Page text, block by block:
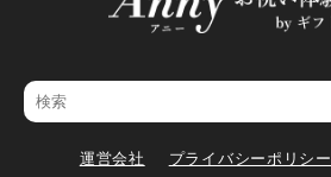
運営会社 プライバシーポリシー